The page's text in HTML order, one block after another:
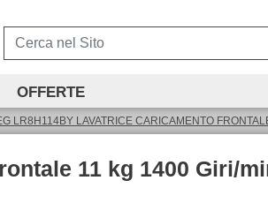
OFFERTE
LR8H114BY LAVATRICE CARICAMENTO
11 kg 1400 Giri/